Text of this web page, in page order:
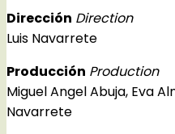
Dirección Direction
Luis Navarrete
Producción Production
Miguel Angel Abuja, Eva
Navarrete